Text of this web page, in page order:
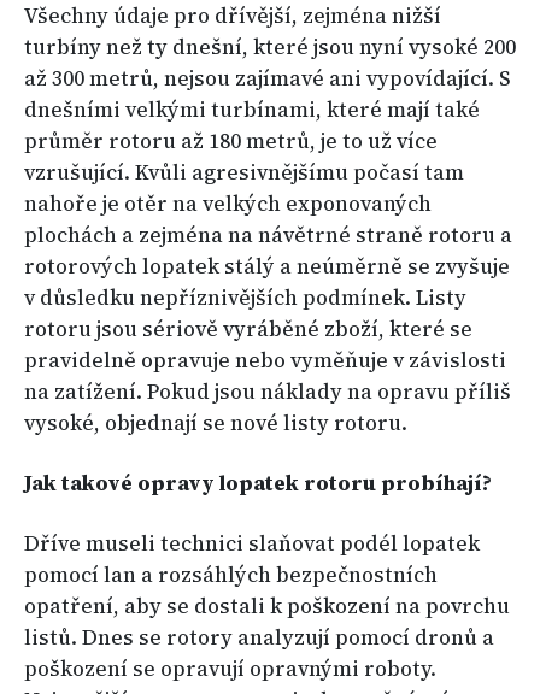
Všechny údaje pro dřívější, zejména nižší
turbíny než ty dnešní, které jsou nyní vysoké 200
až 300 metrů, nejsou zajímavé ani vypovídající. S
dnešními velkými turbínami, které mají také
průměr rotoru až 180 metrů, je to už více
vzrušující. Kvůli agresivnějšímu počasí tam
nahoře je otěr na velkých exponovaných
plochách a zejména na návětrné straně rotoru a
rotorových lopatek stálý a neúměrně se zvyšuje
v důsledku nepříznivějších podmínek. Listy
rotoru jsou sériově vyráběné zboží, které se
pravidelně opravuje nebo vyměňuje v závislosti
na zatížení. Pokud jsou náklady na opravu příliš
vysoké, objednají se nové listy rotoru.
Jak takové opravy lopatek rotoru probíhají?
Dříve museli technici slaňovat podél lopatek
pomocí lan a rozsáhlých bezpečnostních
opatření, aby se dostali k poškození na povrchu
listů. Dnes se rotory analyzují pomocí dronů a
poškození se opravují opravnými roboty.